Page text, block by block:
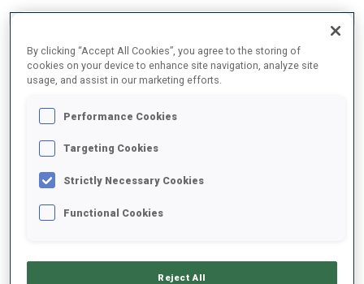
ÉQUIPEMENTS
By clicking “Accept All Cookies”, you agree to the storing of
cookies on your device to enhance site navigation, analyze site
usage, and assist in our marketing efforts.
Performance Cookies
Targeting Cookies
Strictly Necessary Cookies
Functional Cookies
Reject All